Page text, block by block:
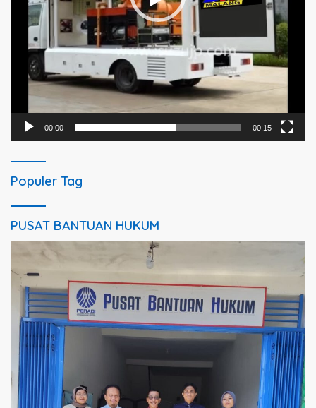
00:00 00:15
Populer Tag
PUSAT BANTUAN HUKUM